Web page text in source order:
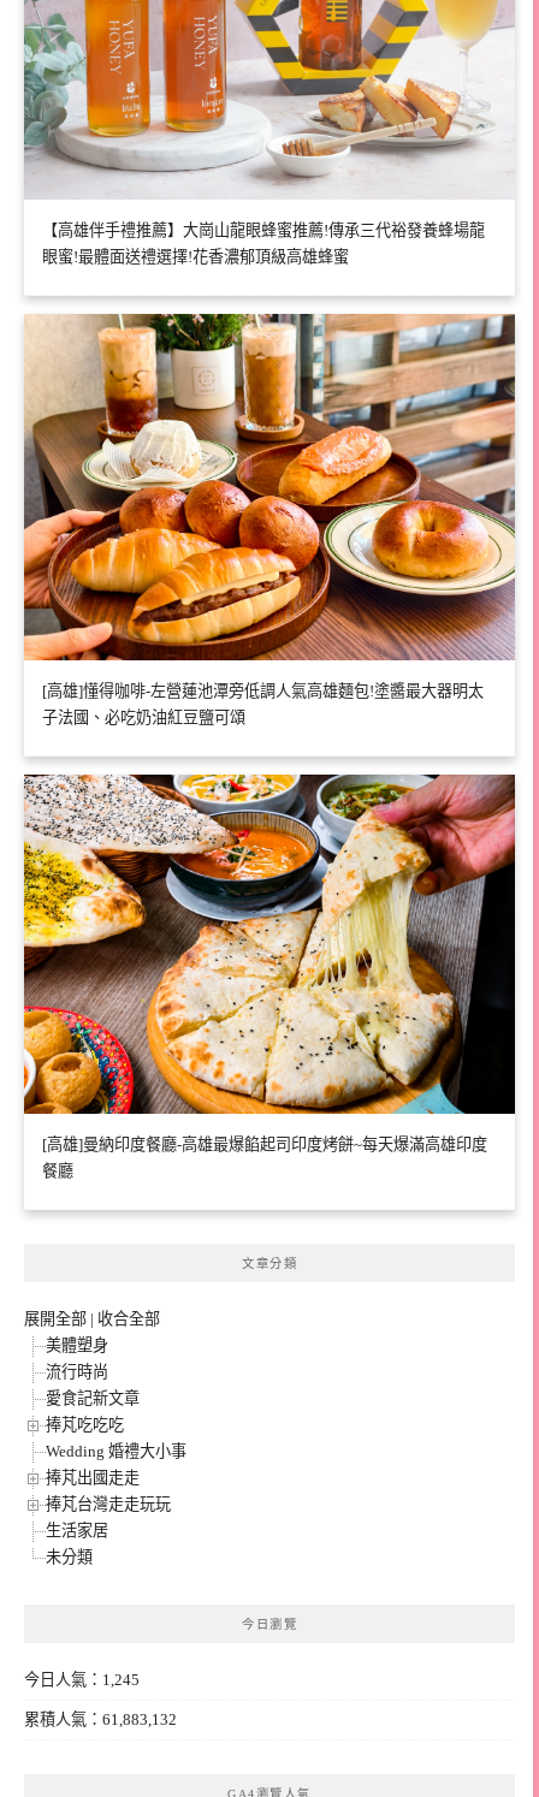
【高雄伴手禮推薦】大崗山龍眼蜂蜜推薦!傳承三代裕發養蜂場龍
眼蜜!最體面送禮選擇!花香濃郁頂級高雄蜂蜜
[高雄]懂得咖啡-左營蓮池潭旁低調人氣高雄麵包!塗醬最大器明太
子法國、必吃奶油紅豆鹽可頌
[高雄]曼納印度餐廳-高雄最爆餡起司印度烤餅~每天爆滿高雄印度
餐廳
文章分類
展開全部 | 收合全部
美體塑身
流行時尚
愛食記新文章
捧芃吃吃吃
Wedding 婚禮大小事
捧芃出國走走
捧芃台灣走走玩玩
生活家居
未分類
今日瀏覽
今日人氣：1,245
累積人氣：61,883,132
GA4瀏覽人氣